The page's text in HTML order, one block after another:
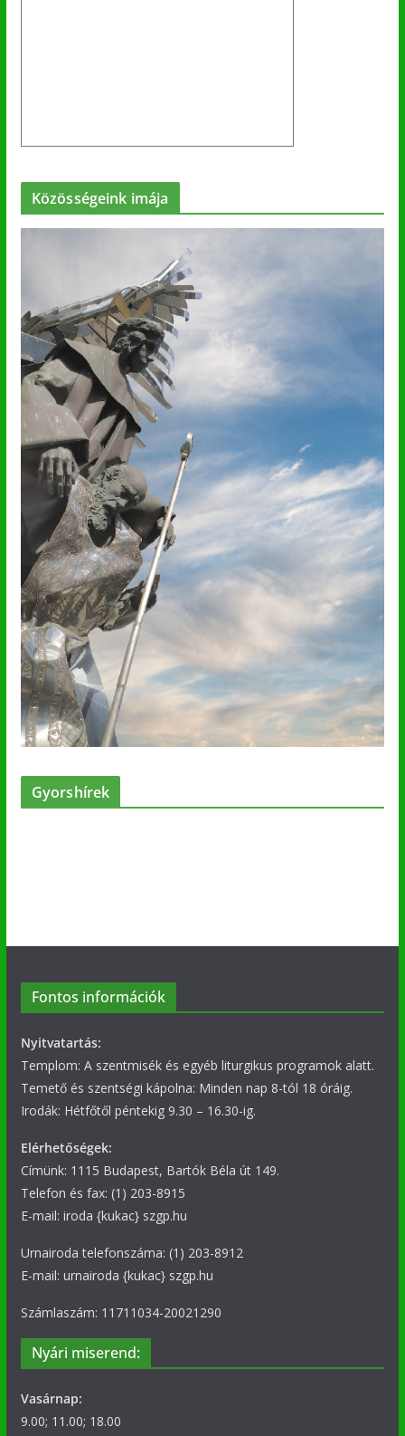
Közösségeink imája
Gyorshírek
Fontos információk
Nyitvatartás:
Templom: A szentmisék és egyéb liturgikus programok alatt.
Temető és szentségi kápolna: Minden nap 8-tól 18 óráig.
Irodák: Hétfőtől péntekig 9.30 – 16.30-ig.
Elérhetőségek:
Címünk: 1115 Budapest, Bartók Béla út 149.
Telefon és fax: (1) 203-8915
E-mail: iroda {kukac} szgp.hu
Urnairoda telefonszáma: (1) 203-8912
E-mail: urnairoda {kukac} szgp.hu
Számlaszám: 11711034-20021290
Nyári miserend:
Vasárnap:
9.00; 11.00; 18.00